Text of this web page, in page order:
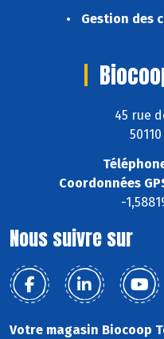
Gestion des
45 rue
Coordonnées
-
Nous suivre sur
Votre magasin Biocoop